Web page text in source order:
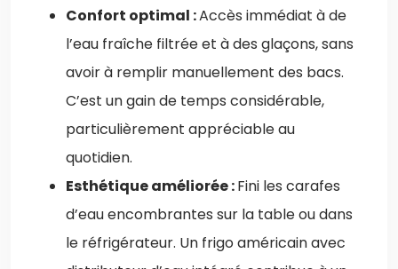
Confort optimal :Accès immédiat à de
l’eau fraîche filtrée et à des glaçons, sans
avoir à remplir manuellement des bacs.
C’est un gain de temps considérable,
particulièrement appréciable au
quotidien.
Esthétique améliorée :Fini les carafes
d’eau encombrantes sur la table ou dans
le réfrigérateur. Un frigo américain avec